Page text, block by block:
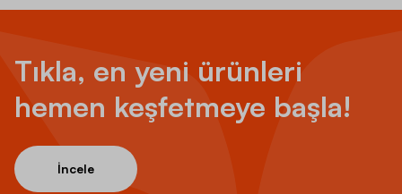
Tıkla, en yeni ürünleri
hemen keşfetmeye başla!
İncele